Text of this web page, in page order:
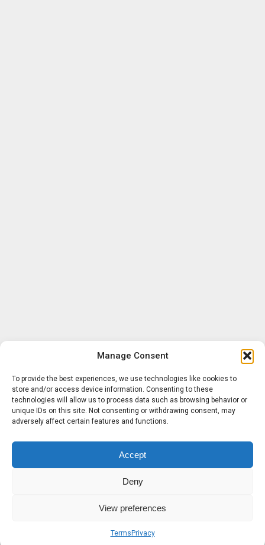
Manage Consent
To provide the best experiences, we use technologies like cookies to
store and/or access device information. Consenting to these
technologies will allow us to process data such as browsing behavior or
unique IDs on this site. Not consenting or withdrawing consent, may
adversely affect certain features and functions.
Accept
Deny
View preferences
Terms Privacy
Sobre nosotros Términos